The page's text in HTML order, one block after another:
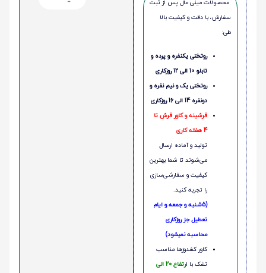
محصولات مینی‌ مال پس از ثبت
سفارش، با دقت و کیفیت بالا
طی:
روتختی یکنفره و پرده و
تابلو 10 الی 12 روزکاری
روتختی یک و نیم نفره و
دونفره 14 الی 16 روزکاری
فرشینه و کاور فرش تا
4 هفته کاری
تولید و آماده ارسال
می‌شوند تا شما بهترین
کیفیت و سفارشی‌سازی
را تجربه کنید.
(5شنبه و جمعه و ایام
تعطیل جز روزکاری
محاسبه نمیشود)
کاور کشدوزها مناسب
تشک با ا
رتفاع 20 الی